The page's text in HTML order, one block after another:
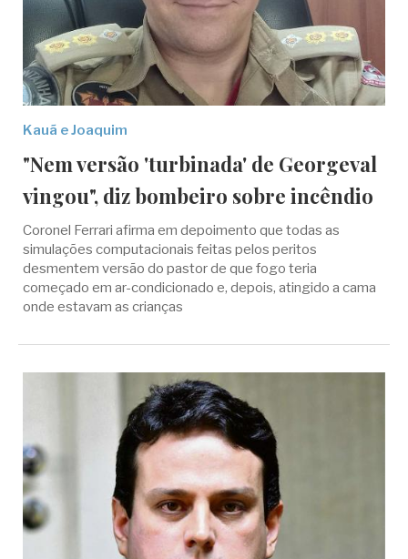
Kauã e Joaquim
"Nem versão 'turbinada' de Georgeval
vingou", diz bombeiro sobre incêndio
Coronel Ferrari afirma em depoimento que todas as
simulações computacionais feitas pelos peritos
desmentem versão do pastor de que fogo teria
começado em ar-condicionado e, depois, atingido a cama
onde estavam as crianças